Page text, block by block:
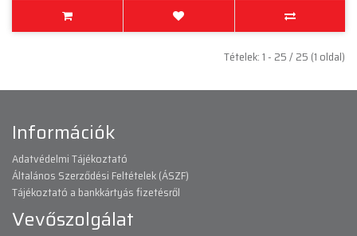
Tételek: 1 - 25 / 25 (1 oldal)
Információk
Adatvédelmi Tájékoztató
Általános Szerződési Feltételek (ÁSZF)
Tájékoztató a bankkártyás fizetésről
Vevőszolgálat